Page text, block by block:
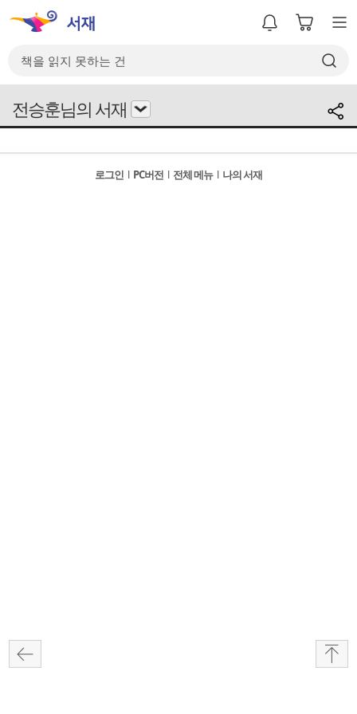
전승훈님의 서재
로그인 l PC버전 l 전체 메뉴 l 나의 서재